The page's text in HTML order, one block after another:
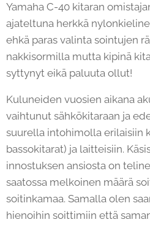
Yamaha C-40 kitaran
ajateltuna herkkä
ehkä paras valinta sointujen
nakkisormilla mutta kipinä
syttynyt eikä paluuta ollut!
Kuluneiden vuosien aikana
vaihtunut sähkökitaraan ja
suurella intohimolla erilaisiin
bassokitarat) ja laitteisiin.
innostuksen ansiosta on
saatossa melkoinen määrä
soitinkamaa. Samalla olen
hienoihin soittimiin että